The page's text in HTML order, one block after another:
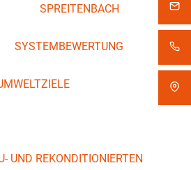
SPREITENBACH
SYSTEMBEWERTUNG
UND REKONDITIONIERTEN